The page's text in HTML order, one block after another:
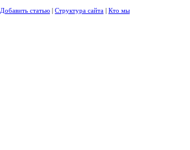
Добавить статью | Структура сайта | Кто мы